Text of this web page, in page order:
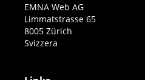
EMNA Web AG
Limmatstrasse 65
8005 Zürich
Svizzera